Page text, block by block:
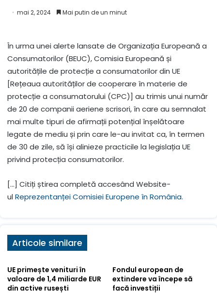
mai 2, 2024 Mai putin de un minut
În urma unei alerte lansate de Organizația Europeană a
Consumatorilor (BEUC), Comisia Europeană și
autoritățile de protecție a consumatorilor din UE
[Rețeaua autorităților de cooperare în materie de
protecție a consumatorului (CPC)] au trimis unui număr
de 20 de companii aeriene scrisori, în care au semnalat
mai multe tipuri de afirmații potențial înșelătoare
legate de mediu și prin care le-au invitat ca, în termen
de 30 de zile, să își alinieze practicile la legislația UE
privind protecția consumatorilor.
[…] Citiți știrea completă accesând Website-
ulReprezentanței Comisiei Europene în România.
Articole similare
UE primește venituri în
valoare de 1,4 miliarde EUR
din active rusești
Fondul european de
extindere va începe să
facă investiții